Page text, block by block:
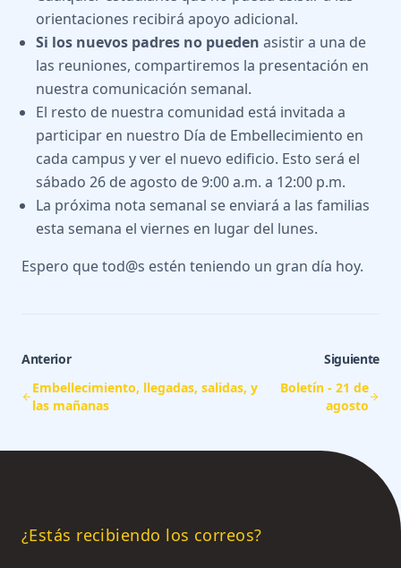
orientaciones recibirá apoyo adicional.
Si los nuevos padres no pueden asistir a una de
las reuniones, compartiremos la presentación en
nuestra comunicación semanal.
El resto de nuestra comunidad está invitada a
participar en nuestro Día de Embellecimiento en
cada campus y ver el nuevo edificio. Esto será el
sábado 26 de agosto de 9:00 a.m. a 12:00 p.m.
La próxima nota semanal se enviará a las familias
esta semana el viernes en lugar del lunes.
Espero que tod@s estén teniendo un gran día hoy.
Anterior
Embellecimiento, llegadas, salidas, y
las mañanas
Siguiente
Boletín - 21 de
agosto
¿Estás recibiendo los correos?